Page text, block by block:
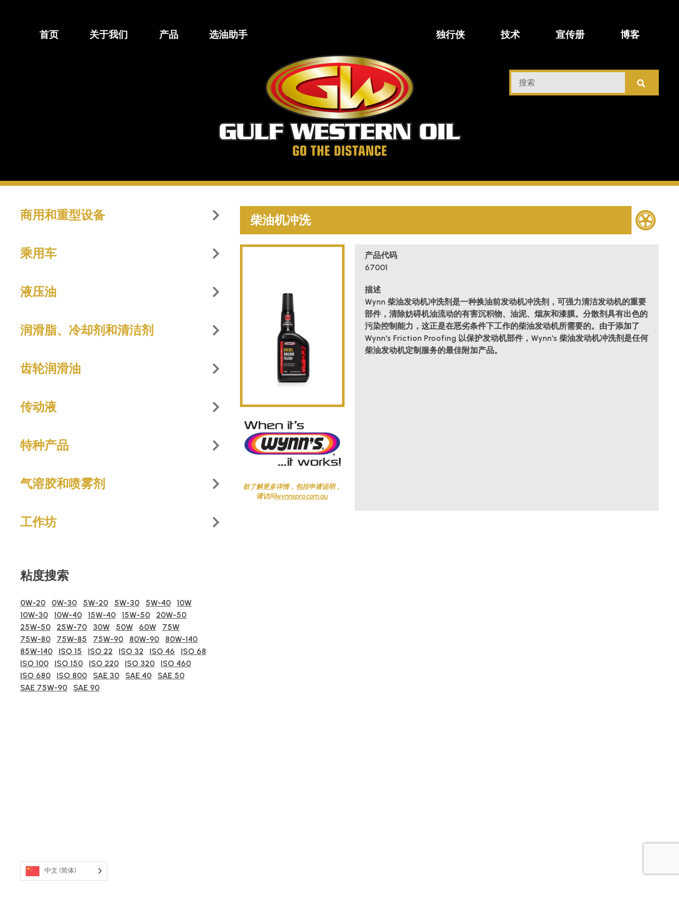
石
油
走
首页 关于我们 产品 选油助手 独行侠 技术 宣传册 博客
搜
商用和重型设备
乘用车
液压油
润滑脂、冷却剂和清洁剂
齿轮润滑油
传动液
特种产品
气溶胶和喷雾剂
工作坊
粘度搜索
0W-20 0W-30 5W-20 5W-30 5W-40
10W
10W-30
10W-40 15W-40 15W-50
20W-50
25W-50
25W-70 30W 50W 60W
75W
75W-80
75W-85 75W-90 80W-90
80W-140
85W-140
ISO 15 ISO 22 ISO 32 ISO 46
ISO 68
ISO 100
ISO 150 ISO 220 ISO 320
ISO 460
ISO 680
ISO 800 SAE 30 SAE 40
SAE 50
SAE 75W-90
SAE 90
欲了解更多详情，包括申请说明，
请访问wynnspro.com.au
柴油机冲洗
产品代码
67001
描述
Wynn 柴油发动机冲洗剂是一种换油前发动机冲洗剂，可强力清洁发动机的重要
部件，清除妨碍机油流动的有害沉积物、油泥、烟灰和漆膜。分散剂具有出色的
污染控制能力，这正是在恶劣条件下工作的柴油发动机所需要的。由于添加了
Wynn's Friction Proofing 以保护发动机部件，Wynn's 柴油发动机冲洗剂是任何
柴油发动机定制服务的最佳附加产品。
中文 (简体)